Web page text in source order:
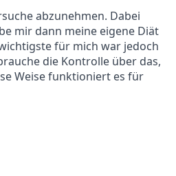
abzunehmen. Dabei
mir dann meine eigene Diät
für mich war jedoch
die Kontrolle über das,
Weise funktioniert es für